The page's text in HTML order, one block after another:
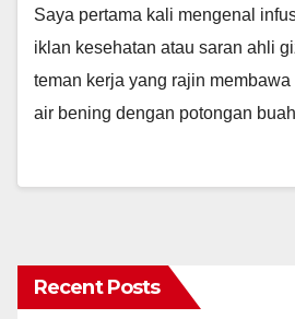
Saya pertama kali mengenal
iklan kesehatan atau saran ahli
teman kerja yang rajin
air bening dengan potongan
Recent Posts